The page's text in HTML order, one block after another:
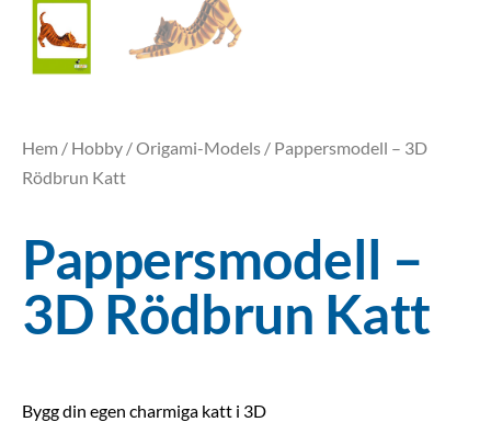
Hem / Hobby /Origami-Models / Pappersmodell – 3D
Rödbrun Katt
Pappersmodell –
3D Rödbrun Katt
Bygg din egen charmiga katt i 3D